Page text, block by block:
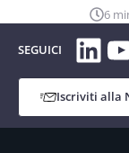
6
SEGUICI
Iscriviti alla